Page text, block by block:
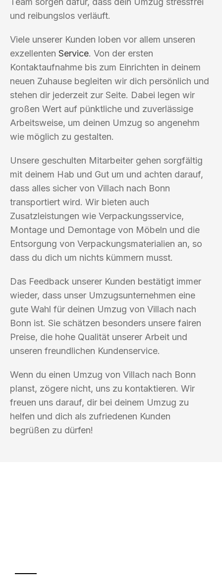
und reibungslos verläuft.
Viele unserer Kunden loben vor allem unseren
exzellenten Service. Von der ersten
Kontaktaufnahme bis zum Einrichten in deinem
neuen Zuhause begleiten wir dich persönlich und
stehen dir jederzeit zur Seite. Dabei legen wir
großen Wert auf pünktliche und zuverlässige
Arbeitsweise, um deinen Umzug so angenehm
wie möglich zu gestalten.
Unsere geschulten Mitarbeiter gehen sorgfältig
mit deinem Hab und Gut um und achten darauf,
dass alles sicher von Villach nach Bonn
transportiert wird. Wir bieten auch
Zusatzleistungen wie Verpackungsservice,
Montage und Demontage von Möbeln und die
Entsorgung von Verpackungsmaterialien an, so
dass du dich um nichts kümmern musst.
Das Feedback unserer Kunden bestätigt immer
wieder, dass unser Umzugsunternehmen eine
gute Wahl für deinen Umzug von Villach nach
Bonn ist. Sie schätzen besonders unsere fairen
Preise, die hohe Qualität unserer Arbeit und
unseren freundlichen Kundenservice.
Wenn du einen Umzug von Villach nach Bonn
planst, zögere nicht, uns zu kontaktieren. Wir
freuen uns darauf, dir bei deinem Umzug zu
helfen und dich als zufriedenen Kunden
begrüßen zu dürfen!